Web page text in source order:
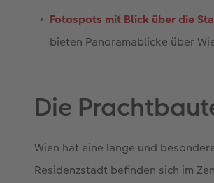
Fotospots mit Blick über die
bieten Panoramablicke über
Die
Wien hat eine lange und
Residenzstadt befinden sich im